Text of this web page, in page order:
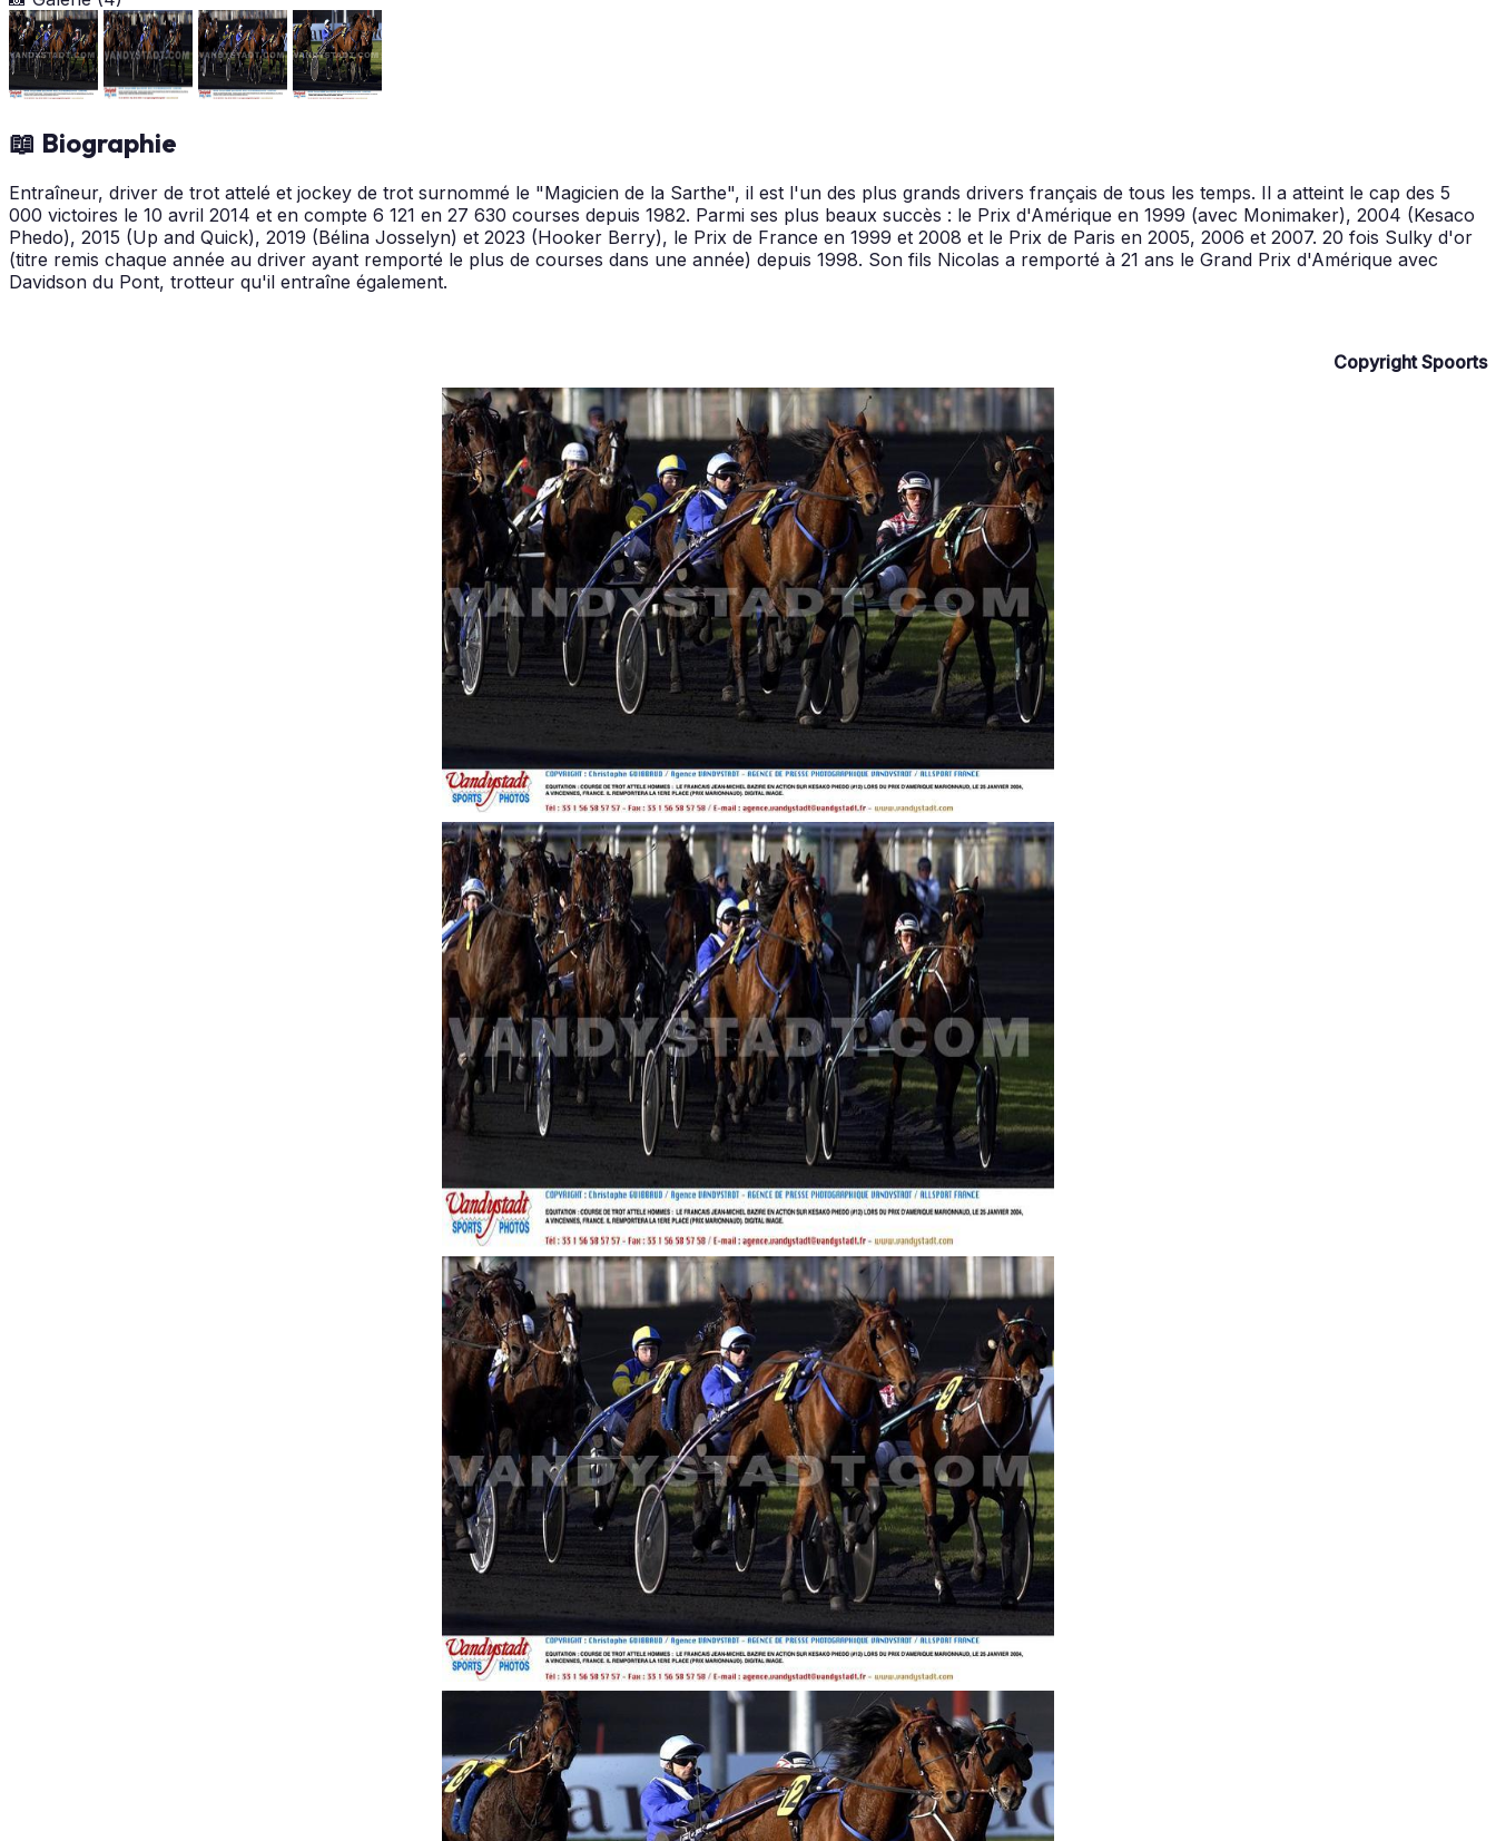
📖 Biographie
Entraîneur, driver de trot attelé et jockey de trot surnommé le "Magicien de la Sarthe", il est l'un des plus grands drivers français de tous les temps. Il a atteint le cap des 5
000 victoires le 10 avril 2014 et en compte 6 121 en 27 630 courses depuis 1982. Parmi ses plus beaux succès : le Prix d'Amérique en 1999 (avec Monimaker), 2004 (Kesaco
Phedo), 2015 (Up and Quick), 2019 (Bélina Josselyn) et 2023 (Hooker Berry), le Prix de France en 1999 et 2008 et le Prix de Paris en 2005, 2006 et 2007. 20 fois Sulky d'or
(titre remis chaque année au driver ayant remporté le plus de courses dans une année) depuis 1998. Son fils Nicolas a remporté à 21 ans le Grand Prix d'Amérique avec
Davidson du Pont, trotteur qu'il entraîne également.
Copyright Spoorts